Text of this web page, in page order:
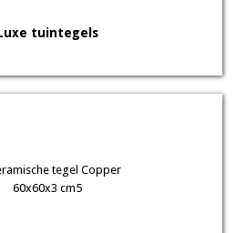
tuintegels